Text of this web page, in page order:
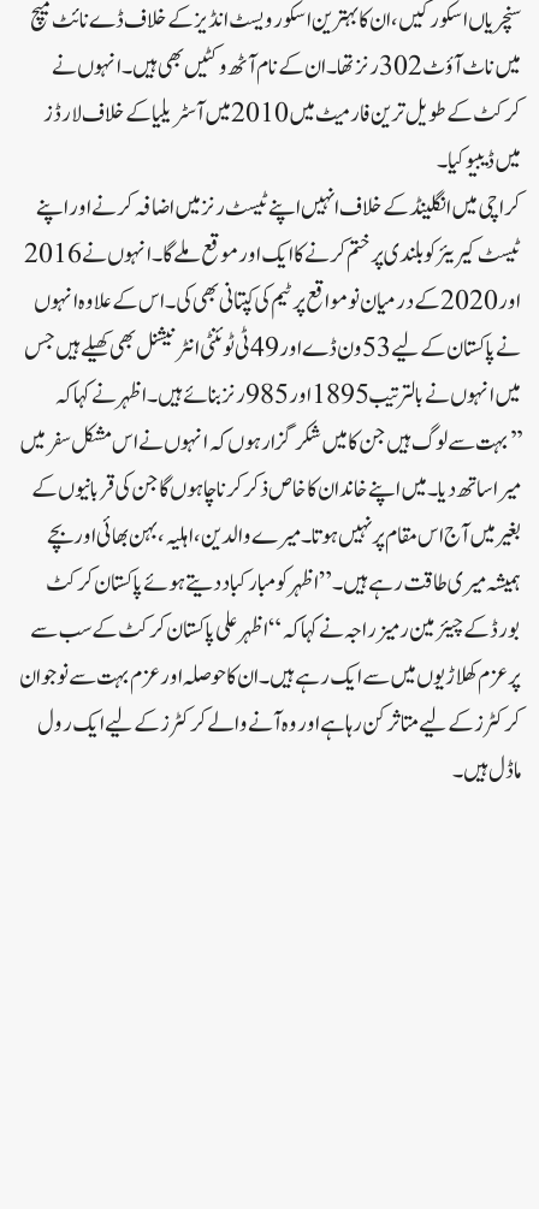
سنچریاں اسکور کیں، ان کا بہترین اسکور ویسٹ انڈیز کے خلاف ڈے نائٹ میچ
میں ناٹ آؤٹ 302 رنز تھا۔ ان کے نام آٹھ وکٹیں بھی ہیں۔ انہوں نے
کرکٹ کے طویل ترین فارمیٹ میں 2010 میں آسٹریلیا کے خلاف لارڈز
میں ڈیبیو کیا۔
کراچی میں انگلینڈ کے خلاف انہیں اپنے ٹیسٹ رنز میں اضافہ کرنے اور اپنے
ٹیسٹ کیریئر کو بلندی پر ختم کرنے کا ایک اور موقع ملے گا۔ انہوں نے 2016
اور 2020 کے درمیان نو مواقع پر ٹیم کی کپتانی بھی کی۔ اس کے علاوہ انہوں
نے پاکستان کے لیے 53 ون ڈے اور 49 ٹی ٹوئنٹی انٹرنیشنل بھی کھیلے ہیں جس
میں انہوں نے بالترتیب 1895 اور 985 رنز بنائے ہیں۔اظہر نے کہاکہ
’’بہت سے لوگ ہیں جن کا میں شکر گزار ہوں کہ انہوں نے اس مشکل سفر میں
میرا ساتھ دیا۔ میں اپنے خاندان کا خاص ذکر کرنا چاہوں گا جن کی قربانیوں کے
بغیر میں آج اس مقام پر نہیں ہوتا۔ میرے والدین، اہلیہ، بہن بھائی اور بچے
ہمیشہ میری طاقت رہے ہیں۔”اظہر کو مبارکباد دیتے ہوئے پاکستان کرکٹ
بورڈ کے چیئرمین رمیز راجہ نے کہاکہ “اظہر علی پاکستان کرکٹ کے سب سے
پرعزم کھلاڑیوں میں سے ایک رہے ہیں۔ ان کا حوصلہ اور عزم بہت سے نوجوان
کرکٹرز کے لیے متاثر کن رہا ہے اور وہ آنے والے کرکٹرز کے لیے ایک رول
ماڈل ہیں۔